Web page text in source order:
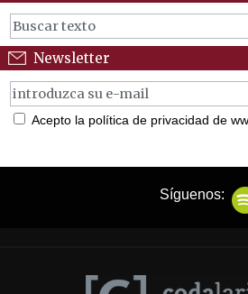
Newsletter
Acepto la política de privacidad de
Síguenos: